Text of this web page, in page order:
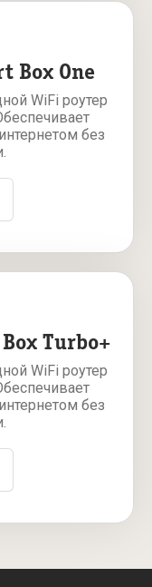
Box One
WiFi роутер
без
Turbo+
WiFi роутер
без